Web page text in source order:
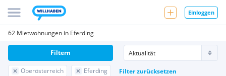
Einloggen
62 Mietwohnungen in Eferding
Oberösterreich Eferding Filter zurücksetzen
Filtern